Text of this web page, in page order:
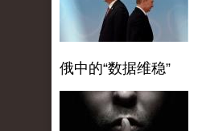
俄中的“数据维稳”